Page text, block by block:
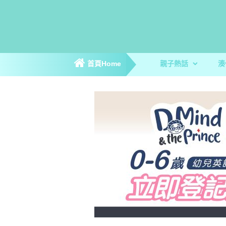
首頁Home 親子熱話
親子新聞
親子趣聞
爸媽專訪
著數優惠